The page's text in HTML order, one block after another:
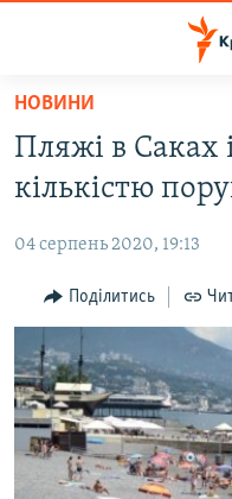
Перейти
основного
матеріалу
до
навігації
Перейти
до
пошуку
ПОЛІТИКА
БЛОГИ
ПОГЛЯД
ІНТЕРВ'Ю
ВСЕ ЗА ДЕНЬ
СПЕЦПРОЕКТИ
НОВИНИ
Пляжі в Саках
кількістю
04 серпень 2020, 19:13
Поділитись